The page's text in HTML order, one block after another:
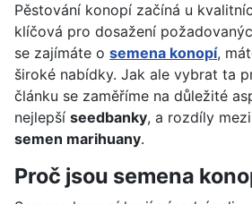
Pěstování konopí začíná u
klíčová pro dosažení
se zajímáte o semena konopí,
široké nabídky. Jak ale vybrat ta
článku se zaměříme na důležité
nejlepší seedbanky, a rozdíly
semen marihuany.
Proč jsou semena